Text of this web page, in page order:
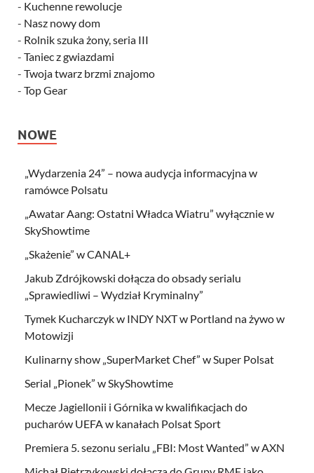
- Kuchenne rewolucje
- Nasz nowy dom
- Rolnik szuka żony, seria III
- Taniec z gwiazdami
- Twoja twarz brzmi znajomo
- Top Gear
NOWE
„Wydarzenia 24” – nowa audycja informacyjna w
ramówce Polsatu
„Awatar Aang: Ostatni Władca Wiatru” wyłącznie w
SkyShowtime
„Skażenie” w CANAL+
Jakub Zdrójkowski dołącza do obsady serialu
„Sprawiedliwi – Wydział Kryminalny”
Tymek Kucharczyk w INDY NXT w Portland na żywo w
Motowizji
Kulinarny show „SuperMarket Chef” w Super Polsat
Serial „Pionek” w SkyShowtime
Mecze Jagiellonii i Górnika w kwalifikacjach do
pucharów UEFA w kanałach Polsat Sport
Premiera 5. sezonu serialu „FBI: Most Wanted” w AXN